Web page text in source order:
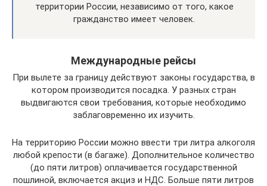
территории России, независимо от того, какое
гражданство имеет человек.
Международные рейсы
При вылете за границу действуют законы государства, в
котором производится посадка. У разных стран
выдвигаются свои требования, которые необходимо
заблаговременно их изучить.
На территорию России можно ввести три литра алкоголя
любой крепости (в багаже). Дополнительное количество
(до пяти литров) оплачивается государственной
пошлиной, включается акциз и НДС. Больше пяти литров